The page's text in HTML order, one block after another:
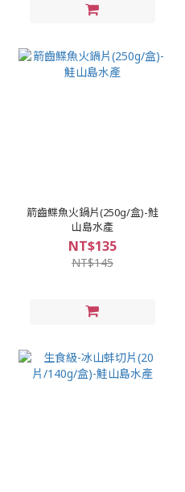
箭齒鰈魚火鍋片(250g/盒)-鮭
山島水產
NT$135
NT$145